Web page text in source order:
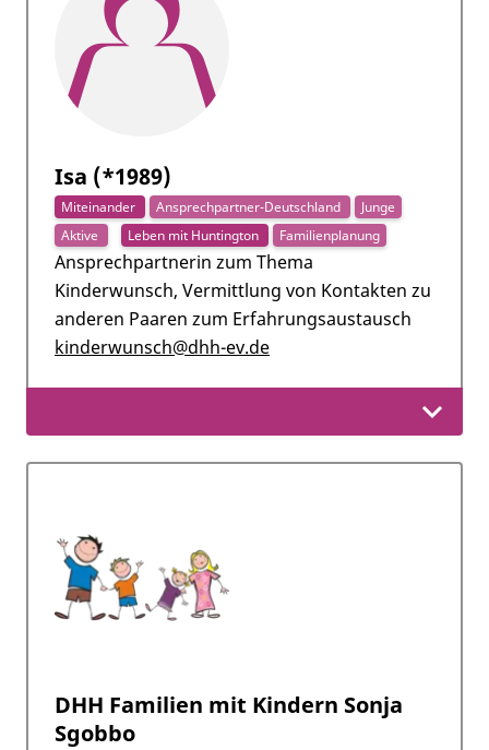
Isa (*1989)
Miteinander Ansprechpartner-Deutschland
Junge
Aktive
Leben mit Huntington Familienplanung
Ansprechpartnerin zum Thema
Kinderwunsch, Vermittlung von Kontakten zu
anderen Paaren zum Erfahrungsaustausch
kinderwunsch@dhh-ev.de
DHH Familien mit Kindern Sonja
Sgobbo